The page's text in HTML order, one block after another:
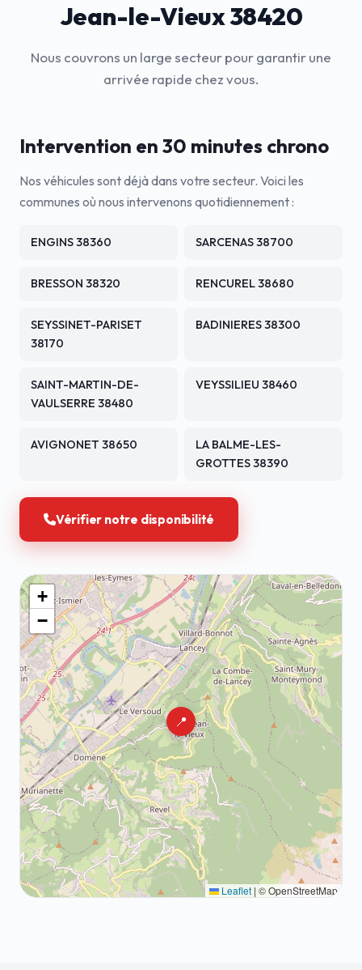
Jean-le-Vieux 38420
Nous couvrons un large secteur pour garantir une
arrivée rapide chez vous.
Intervention en 30 minutes chrono
Nos véhicules sont déjà dans votre secteur. Voici les
communes où nous intervenons quotidiennement :
ENGINS 38360 SARCENAS 38700
BRESSON 38320 RENCUREL 38680
SEYSSINET-PARISET
38170
BADINIERES 38300
SAINT-MARTIN-DE-
VAULSERRE 38480
VEYSSILIEU 38460
AVIGNONET 38650
LA BALME-LES-
GROTTES 38390
Vérifier notre disponibilité
📍
+
−
Leaflet | © OpenStreetMap